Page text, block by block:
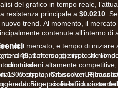
del grafico in tempo reale,
resistenza principale a $0.0210 .
trend. Al momento, il
contenute all’interno di
a46, il che suggerisce che
totale.
mostra unCrossover
una possibile riduzione
il mercato, è tempo di iniziare
piattaforme di crypto al
commissioni altamente
1300 crypto, incluso TonUP,
Bitget si classifica